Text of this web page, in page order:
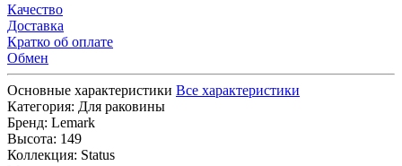
Качество
Доставка
Кратко об оплате
Обмен
Основные характеристики Все характеристики
Категория: Для раковины
Бренд: Lemark
Высота: 149
Коллекция: Status